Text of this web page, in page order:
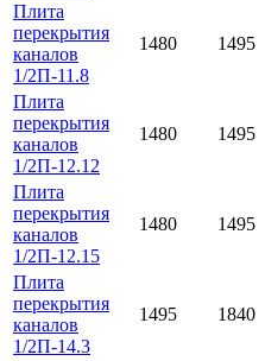
Плита
перекрытия
каналов
1/2П-11.8
1480 1495
Плита
перекрытия
каналов
1/2П-12.12
1480 1495
Плита
перекрытия
каналов
1/2П-12.15
1480 1495
Плита
перекрытия
каналов
1/2П-14.3
1495 1840